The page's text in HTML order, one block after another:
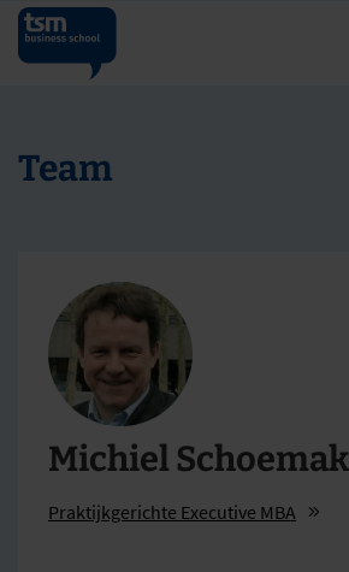
Team
Michiel
Praktijkgerichte Executive MBA